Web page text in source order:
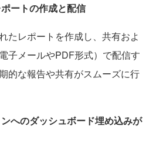
ートの作成と配信
たレポートを作成し、共有およ
子メールやPDF形式）で配信す
的な報告や共有がスムーズに行
へのダッシュボード埋め込みが